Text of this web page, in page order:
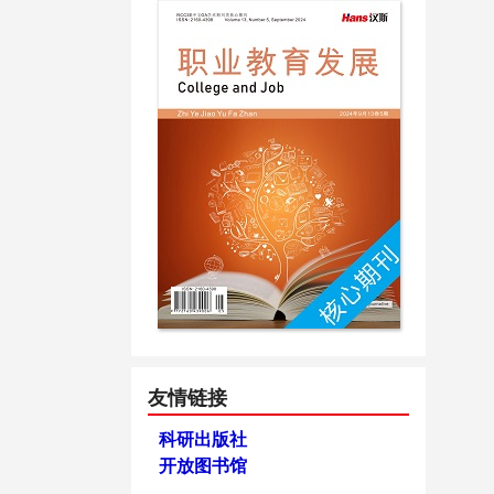
友情链接
科研出版社
开放图书馆